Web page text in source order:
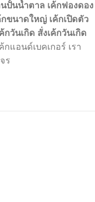
นปั้นน้ำตาล เค้กฟองดอง
กขนาดใหญ่ เค้กเปิดตัว
กวันเกิด สั่งเค้กวันเกิด
กแอนด์เบคเกอร์ เรา
ร